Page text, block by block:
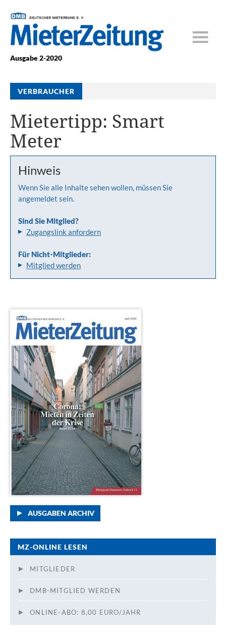
Ausgabe 2-2020
VERBRAUCHER
Mietertipp: Smart
Meter
Hinweis
Wenn Sie alle Inhalte sehen wollen, müssen Sie
angemeldet sein.
Sind Sie Mitglied?
Zugangslink anfordern
Für Nicht-Mitglieder:
Mitglied werden
AUSGABEN ARCHIV
MZ-ONLINE LESEN
MITGLIEDER
DMB-MITGLIED WERDEN
ONLINE-ABO: 8,00 EURO/JAHR